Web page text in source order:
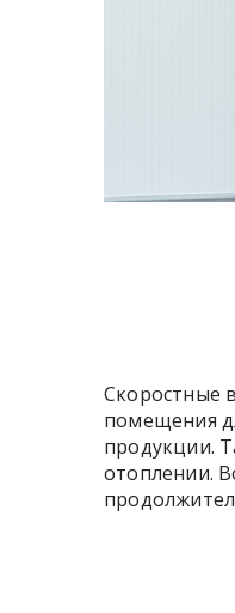
Скоростные
помещения
продукции.
отоплении.